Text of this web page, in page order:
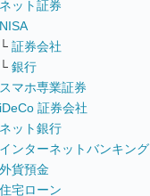
ネット証券
NISA
└ 証券会社
└ 銀行
スマホ専業証券
iDeCo 証券会社
ネット銀行
インターネットバンキング
外貨預金
住宅ローン